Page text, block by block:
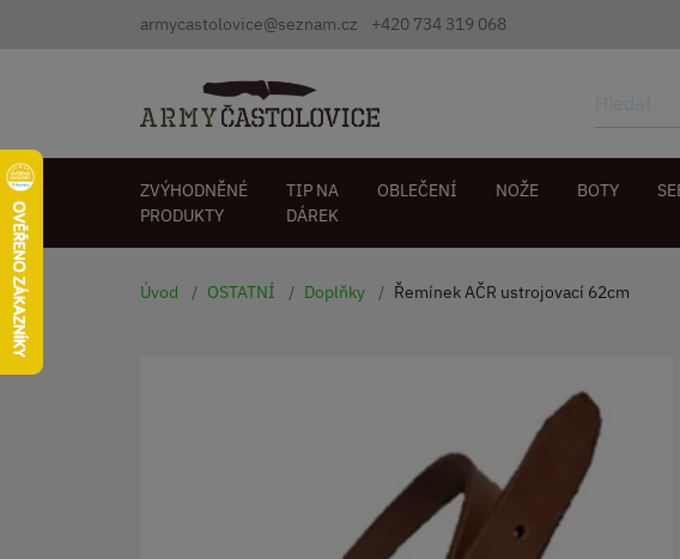
armycastolovice@seznam.cz +420 734 319 068
ZVÝHODNĚNÉ
PRODUKTY
TIP NA
DÁREK
OBLEČENÍ NOŽE BOTY
Úvod OSTATNÍ Doplňky Řemínek AČR ustrojovací 62cm